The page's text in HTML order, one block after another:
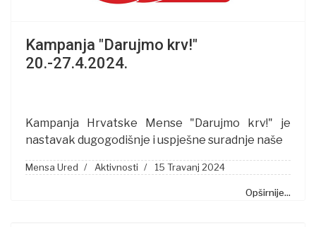
Kampanja "Darujmo krv!"
20.-27.4.2024.
Kampanja Hrvatske Mense "Darujmo krv!" je
nastavak dugogodišnje i uspješne suradnje naše
Mensa Ured Aktivnosti 15 Travanj 2024
Opširnije...